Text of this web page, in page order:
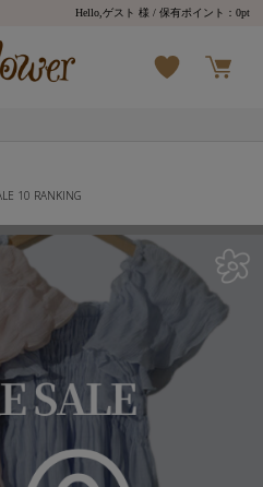
Hello,ゲスト 様 / 保有ポイント：0pt
10 RANKING